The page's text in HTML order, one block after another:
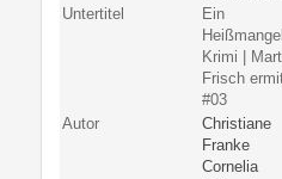
Untertitel
Ein
Krimi |
Frisch
#03
Autor
Christiane
Franke
Cornelia